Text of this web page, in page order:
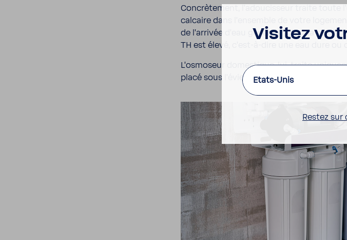
Concrè­te­ment, l’adou­cis­seur traite toute
calcaire dans l’en­semble de votre
de l’ar­rivée d’eau géné­rale. C’est la
TH est élevé, c’est-​à-dire une eau dure ou
L’os­mo­seur domes­tique, lui, traite
placé sous l’évier et toujours raccordé à
Visitez
Etats-Unis
Restez sur